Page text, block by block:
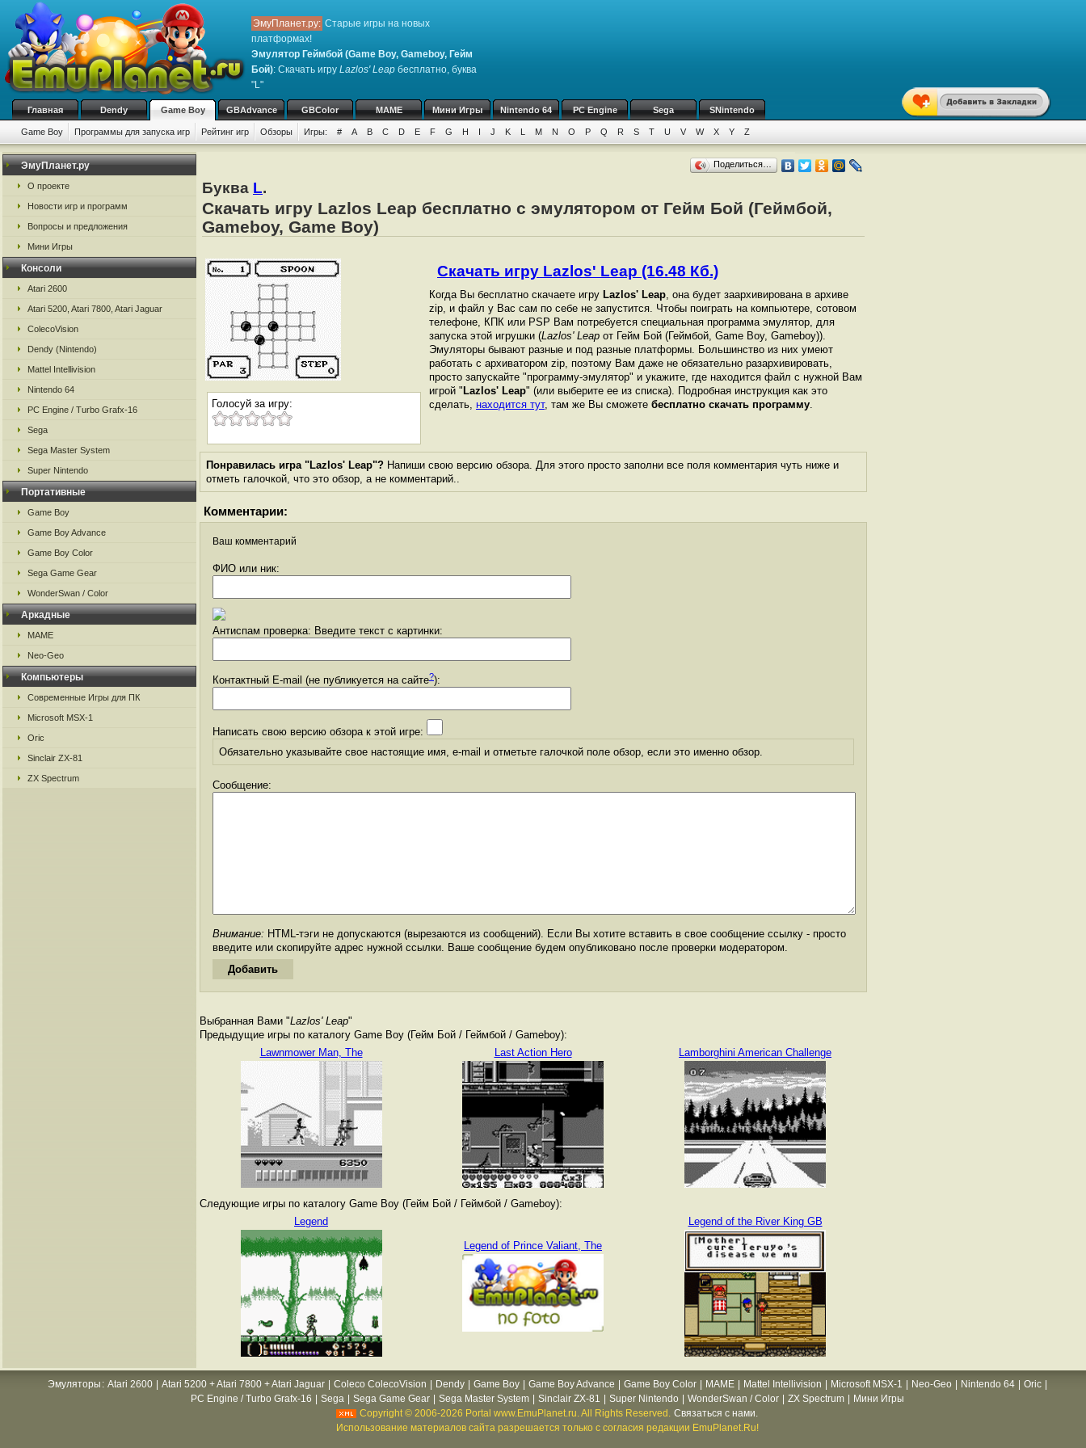
ЭмуПланет.ру: Старые игры на новых
платформах!
Эмулятор Геймбой (Game Boy, Gameboy, Гейм
Бой): Скачать игру Lazlos' Leap бесплатно, буква
"L"
Главная Dendy Game Boy GBAdvance GBColor MAME Мини Игры Nintendo 64 PC Engine Sega SNintendo
Game Boy Программы для запуска игр Рейтинг игр Обзоры Игры: # A B C D E F G H I J K L M N O P Q R S T U V W X Y Z
ЭмуПланет.ру
О проекте
Новости игр и программ
Вопросы и предложения
Мини Игры
Консоли
Atari 2600
Atari 5200, Atari 7800, Atari Jaguar
ColecoVision
Dendy (Nintendo)
Mattel Intellivision
Nintendo 64
PC Engine / Turbo Grafx-16
Sega
Sega Master System
Super Nintendo
Портативные
Game Boy
Game Boy Advance
Game Boy Color
Sega Game Gear
WonderSwan / Color
Аркадные
MAME
Neo-Geo
Компьютеры
Современные Игры для ПК
Microsoft MSX-1
Oric
Sinclair ZX-81
ZX Spectrum
Поделиться…
Буква L.
Скачать игру Lazlos Leap бесплатно с эмулятором от Гейм Бой (Геймбой,
Gameboy, Game Boy)
Голосуй за игру:
Скачать игру Lazlos' Leap (16.48 Кб.)
Когда Вы бесплатно скачаете игру Lazlos' Leap, она будет заархивирована в архиве
zip, и файл у Вас сам по себе не запустится. Чтобы поиграть на компьютере, сотовом
телефоне, КПК или PSP Вам потребуется специальная программа эмулятор, для
запуска этой игрушки (Lazlos' Leap от Гейм Бой (Геймбой, Game Boy, Gameboy)).
Эмуляторы бывают разные и под разные платформы. Большинство из них умеют
работать с архиватором zip, поэтому Вам даже не обязательно разархивировать,
просто запускайте "программу-эмулятор" и укажите, где находится файл с нужной Вам
игрой " Lazlos' Leap" (или выберите ее из списка). Подробная инструкция как это
сделать, находится тут, там же Вы сможете бесплатно скачать программу.
Понравилась игра "Lazlos' Leap"? Напиши свою версию обзора. Для этого просто заполни все поля комментария чуть ниже и
отметь галочкой, что это обзор, а не комментарий..
Комментарии:
Ваш комментарий
ФИО или ник:
Антиспам проверка: Введите текст с картинки:
Контактный E-mail (не публикуется на сайте?):
Написать свою версию обзора к этой игре:
Обязательно указывайте свое настоящие имя, e-mail и отметьте галочкой поле обзор, если это именно обзор.
Сообщение:
Внимание: HTML-тэги не допускаются (вырезаются из сообщений). Если Вы хотите вставить в свое сообщение ссылку - просто
введите или скопируйте адрес нужной ссылки. Ваше сообщение будем опубликовано после проверки модератором.
Выбранная Вами "Lazlos' Leap"
Предыдущие игры по каталогу Game Boy (Гейм Бой / Геймбой / Gameboy):
Lawnmower Man, The
Last Action Hero Lamborghini American Challenge
Следующие игры по каталогу Game Boy (Гейм Бой / Геймбой / Gameboy):
Legend
Legend of Prince Valiant, The
Legend of the River King GB
Эмуляторы : Atari 2600 Atari 5200 + Atari 7800 + Atari Jaguar Coleco ColecoVision Dendy Game Boy Game Boy Advance Game Boy Color MAME Mattel Intellivision Microsoft MSX-1 Neo-Geo Nintendo 64 Oric
PC Engine / Turbo Grafx-16
Sega Sega Game Gear Sega Master System Sinclair ZX-81 Super Nintendo WonderSwan / Color ZX Spectrum
Мини Игры
Copyright © 2006-2026 Portal www.EmuPlanet.ru. All Rights Reserved. Связаться с нами.
Использование материалов сайта разрешается только с согласия редакции EmuPlanet.Ru!